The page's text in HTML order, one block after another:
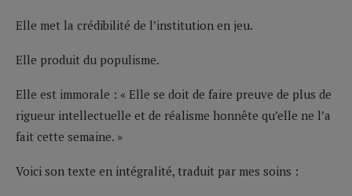
Elle met la crédibilité de l’institution en jeu.
Elle produit du populisme.
Elle est immorale : « Elle se doit de faire preuve de plus de
rigueur intellectuelle et de réalisme honnête qu’elle ne l’a
fait cette semaine. »
Voici son texte en intégralité, traduit par mes soins :